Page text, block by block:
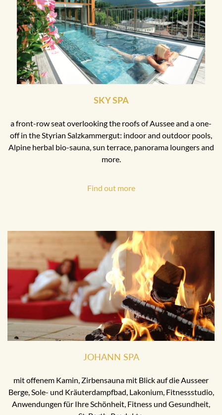
SKY SPA
a front-row seat overlooking the roofs of Aussee and a one-
off in the Styrian Salzkammergut: indoor and outdoor pools,
Alpine herbal bio-sauna, sun terrace, panorama loungers and
more.
Find out more
JOHANN SPA
mit offenem Kamin, Zirbensauna mit Blick auf die Ausseer
Berge, Sole- und Kräuterdampfbad, Lakonium, Fitnessstudio,
Anwendungen für Ihre Schönheit, Fitness und Gesundheit,